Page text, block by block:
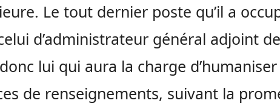
Le tout dernier poste qu’il a
d’administrateur général adjoint de
donc lui qui aura la charge
de renseignements, suivant la